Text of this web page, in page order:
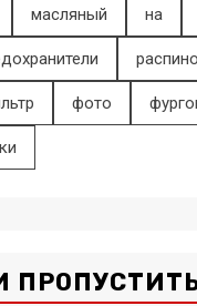
масляный на
фото